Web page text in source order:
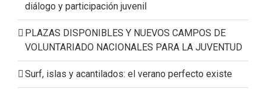
diálogo y participación juvenil
PLAZAS DISPONIBLES Y NUEVOS CAMPOS DE
VOLUNTARIADO NACIONALES PARA LA JUVENTUD
Surf, islas y acantilados: el verano perfecto existe